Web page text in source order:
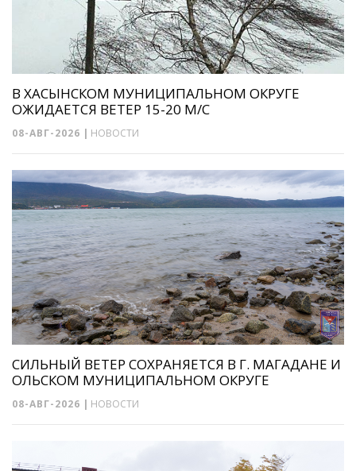
В ХАСЫНСКОМ МУНИЦИПАЛЬНОМ ОКРУГЕ
ОЖИДАЕТСЯ ВЕТЕР 15-20 М/С
08-АВГ-2026 | НОВОСТИ
СИЛЬНЫЙ ВЕТЕР СОХРАНЯЕТСЯ В Г. МАГАДАНЕ И
ОЛЬСКОМ МУНИЦИПАЛЬНОМ ОКРУГЕ
08-АВГ-2026 | НОВОСТИ